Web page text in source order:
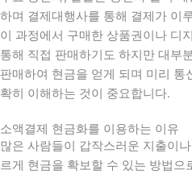
하며 결제대행사를 통해 결제가 이
이 과정에서 구매한 상품권이나 디
통해 직접 판매하기도 하지만 대부
판매하여 현금을 얻게 되며 미리 통
확히 이해하는 것이 중요합니다.
소액결제 현금화를 이용하는 이유
많은 사람들이 갑작스러운 지출이
르게 현금을 확보할 수 있는 방법으